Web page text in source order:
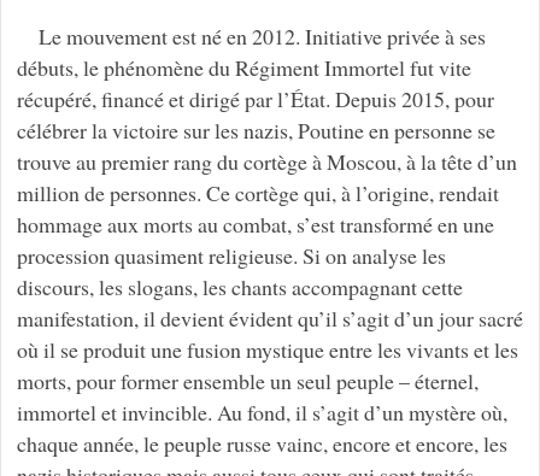
Le mouvement est né en 2012. Initiative privée à ses
débuts, le phénomène du Régiment Immortel fut vite
récupéré, financé et dirigé par l’État. Depuis 2015, pour
célébrer la victoire sur les nazis, Poutine en personne se
trouve au premier rang du cortège à Moscou, à la tête d’un
million de personnes. Ce cortège qui, à l’origine, rendait
hommage aux morts au combat, s’est transformé en une
procession quasiment religieuse. Si on analyse les
discours, les slogans, les chants accompagnant cette
manifestation, il devient évident qu’il s’agit d’un jour sacré
où il se produit une fusion mystique entre les vivants et les
morts, pour former ensemble un seul peuple – éternel,
immortel et invincible. Au fond, il s’agit d’un mystère où,
chaque année, le peuple russe vainc, encore et encore, les